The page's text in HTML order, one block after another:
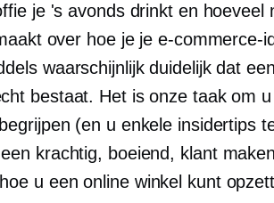
je 's avonds drinkt en hoeveel
over hoe je je e-commerce-
waarschijnlijk duidelijk dat een
bestaat. Het is onze taak om
(en u enkele insidertips
krachtig, boeiend, klant maken
u een online winkel kunt